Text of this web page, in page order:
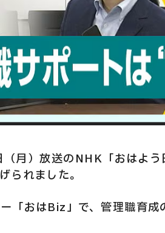
月）放送のNHK「おはよう
られました。
「おはBiz」で、管理職育